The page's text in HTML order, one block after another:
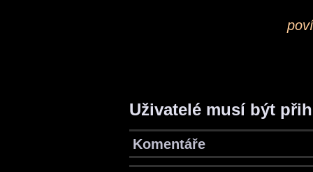
Uživatelé musí být
Komentáře